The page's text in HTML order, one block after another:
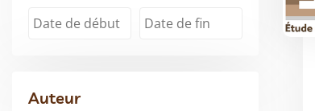
Auteur